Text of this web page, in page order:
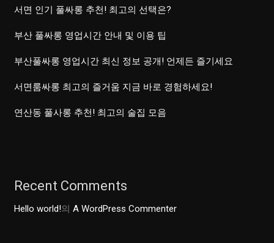
여
를
채
다!
서면 인기 풀싸롱 추천! 최고의 선택은?
부산 풀싸롱 영업시간 안내 및 이용 팁
부산풀싸롱 영업시간 최신 정보 공개! 언제든 즐기세요
서면룸싸롱 최고의 즐거움 지금 바로 경험하세요!
연산동 풀사롱 추천! 최고의 술집 모음
Recent Comments
Hello world!의A WordPress Commenter